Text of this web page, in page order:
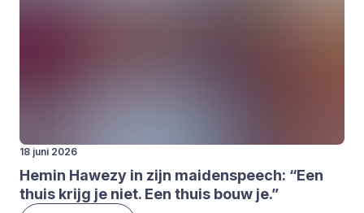
18 juni 2026
Hemin Hawe­zy in zijn mai­den­speech: “Een
thuis krijg je niet. Een thuis bouw je.”